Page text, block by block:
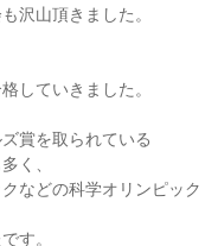
沢山頂きました。
していきました。
賞を取られている
く、
などの科学オリンピック
す。